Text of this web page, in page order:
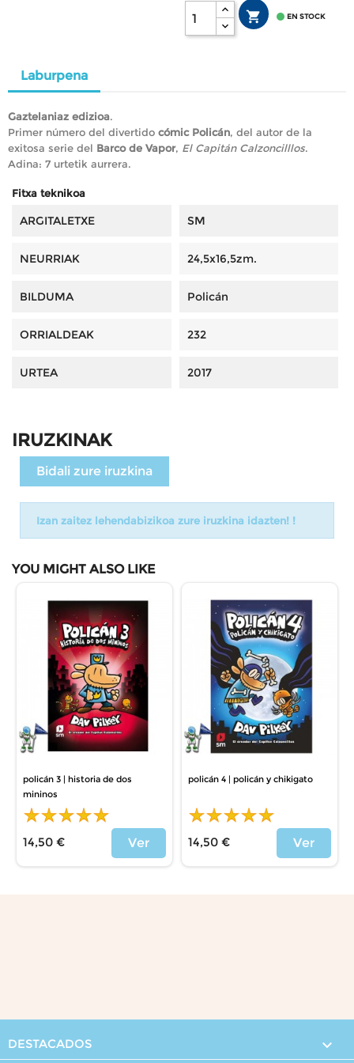
  EN STOCK
Laburpena
Gaztelaniaz edizioa.
Primer número del divertido cómic Policán, del autor de la
exitosa serie del Barco de Vapor, El Capitán Calzoncilllos.
Adina: 7 urtetik aurrera.
Fitxa teknikoa
ARGITALETXE SM
NEURRIAK 24,5x16,5zm.
BILDUMA Policán
ORRIALDEAK 232
URTEA 2017
IRUZKINAK
Bidali zure iruzkina
Izan zaitez lehendabizikoa zure iruzkina idazten! !
YOU MIGHT ALSO LIKE
policán 3 | historia de dos
mininos
14,50 €
Ver
policán 4 | policán y chikigato
14,50 €
Ver
DESTACADOS 